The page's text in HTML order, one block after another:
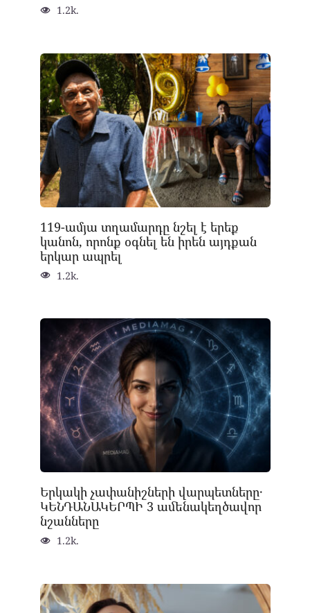
1.2k.
119-ամյա տղամարդը նշել է երեք
կանոն, որոնք օգնել են իրեն այդքան
երկար ապրել
1.2k.
Երկակի չափանիշների վարպետները․
ԿԵՆԴԱՆԱԿԵՐՊԻ 3 ամենակեղծավոր
նշանները
1.2k.